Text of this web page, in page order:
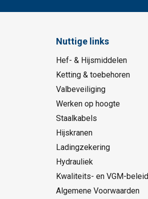
Nuttige links
Hef- & Hijsmiddelen
Ketting & toebehoren
Valbeveiliging
Werken op hoogte
Staalkabels
Hijskranen
Ladingzekering
Hydrauliek
Kwaliteits- en VGM-beleid
Algemene Voorwaarden